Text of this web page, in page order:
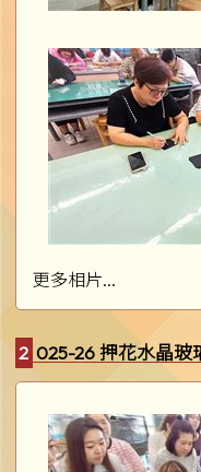
更多相片...
2025-26 押花水晶